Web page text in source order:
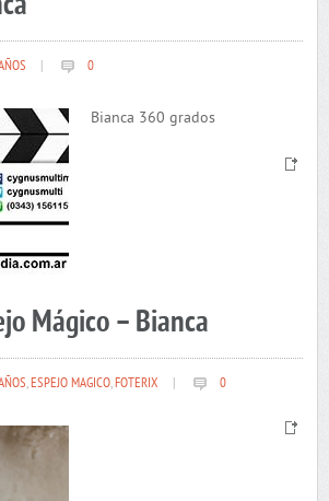
0
Bianca 360 grados
Mágico – Bianca
,ESPEJO MAGICO,FOTERIX 0